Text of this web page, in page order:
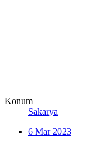
Konum
Sakarya
6 Mar 2023